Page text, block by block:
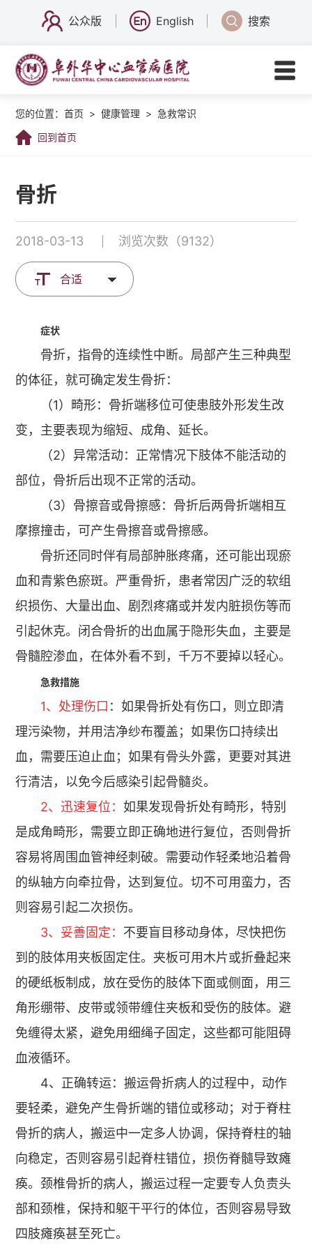
公众版 English 搜索
您的位置：首页 > 健康管理 > 急救常识
回到首页
骨折
2018-03-13 浏览次数（9132）
合适
症状
骨折，指骨的连续性中断。局部产生三种典型
的体征，就可确定发生骨折：
（1）畸形：骨折端移位可使患肢外形发生改
变，主要表现为缩短、成角、延长。
（2）异常活动：正常情况下肢体不能活动的
部位，骨折后出现不正常的活动。
（3）骨擦音或骨擦感：骨折后两骨折端相互
摩擦撞击，可产生骨擦音或骨擦感。
骨折还同时伴有局部肿胀疼痛，还可能出现瘀
血和青紫色瘀斑。严重骨折，患者常因广泛的软组
织损伤、大量出血、剧烈疼痛或并发内脏损伤等而
引起休克。闭合骨折的出血属于隐形失血，主要是
骨髓腔渗血，在体外看不到，千万不要掉以轻心。
急救措施
1、处理伤口 ：如果骨折处有伤口，则立即清
理污染物，并用洁净纱布覆盖；如果伤口持续出
血，需要压迫止血；如果有骨头外露，更要对其进
行清洁，以免今后感染引起骨髓炎。
2、迅速复位：如果发现骨折处有畸形，特别
是成角畸形，需要立即正确地进行复位，否则骨折
容易将周围血管神经刺破。需要动作轻柔地沿着骨
的纵轴方向牵拉骨，达到复位。切不可用蛮力，否
则容易引起二次损伤。
3、妥善固定： 不要盲目移动身体，尽快把伤
到的肢体用夹板固定住。夹板可用木片或折叠起来
的硬纸板制成，放在受伤的肢体下面或侧面，用三
角形绷带、皮带或领带缠住夹板和受伤的肢体。避
免缠得太紧，避免用细绳子固定，这些都可能阻碍
血液循环。
4、正确转运：搬运骨折病人的过程中，动作
要轻柔，避免产生骨折端的错位或移动；对于脊柱
骨折的病人，搬运中一定多人协调，保持脊柱的轴
向稳定，否则容易引起脊柱错位，损伤脊髓导致瘫
痪。颈椎骨折的病人，搬运过程一定要专人负责头
部和颈椎，保持和躯干平行的体位，否则容易导致
四肢瘫痪甚至死亡。